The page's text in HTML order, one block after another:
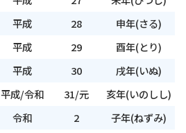
平成 28 申年(さる)
平成 29 酉年(とり)
平成 30 戌年(いぬ)
平成/令和 31/元 亥年(いのしし)
令和 2 子年(ねずみ)